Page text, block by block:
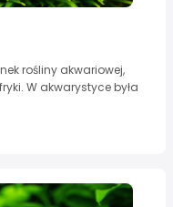
rośliny akwariowej,
W akwarystyce była